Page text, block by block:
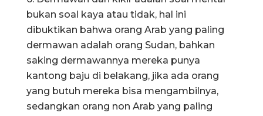
bukan soal kaya atau tidak, hal ini
dibuktikan bahwa orang Arab yang paling
dermawan adalah orang Sudan, bahkan
saking dermawannya mereka punya
kantong baju di belakang, jika ada orang
yang butuh mereka bisa mengambilnya,
sedangkan orang non Arab yang paling